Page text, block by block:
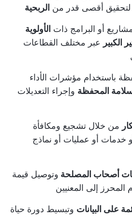
لتحقيق أقصى قدر من الربحية
أو البرامج ذات الأولوية
الكبير عبر مختلف القطاعات
باستخدام مؤشرات الأداء
المحفظة وإجراء التعديلات
من خلال تشجيع ومكافأة
خدمات أو عمليات أو نماذج
أصحاب المصلحة وتوصيل قيمة
المحرز إلى المعنيين
على البيانات وتبسيط دورة حياة